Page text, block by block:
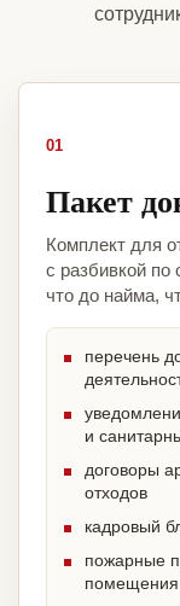
01
Пакет
Комплект для
с разбивкой по
что до найма,
перечень
и
договоры
отходов
кадровый
пожарные
помещения